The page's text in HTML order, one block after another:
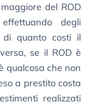
del ROD
degli
di quanto costi il
se il ROD è
qualcosa che non
a prestito costa
realizzati